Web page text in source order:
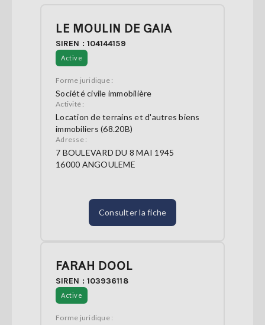
LE MOULIN DE GAIA
SIREN : 104144159
Active
Forme juridique :
Société civile immobilière
Activité :
Location de terrains et d'autres biens
immobiliers (68.20B)
Adresse :
7 BOULEVARD DU 8 MAI 1945
16000 ANGOULEME
Consulter la fiche
FARAH DOOL
SIREN : 103936118
Active
Forme juridique :